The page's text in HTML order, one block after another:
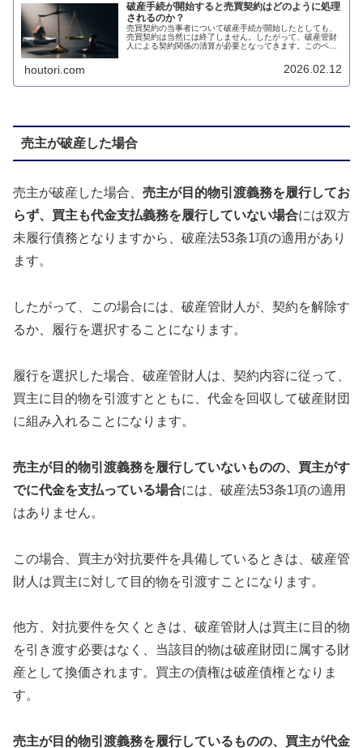
破産手続が開始すると売買契約はどのように処理
されるのか？
売買契約の当事者について破産手続が開始したとしても、
売買契約は当然には終了しません。したがって、破産管財
人による契約関係の清算が必要となってきます。このペー
houtori.com 2026.02.12
売主が破産した場合
売主が破産した場合、 売主が目的物引渡義務を履行してお
らず、買主も代金支払義務を履行していない場合には双方
未履行債務となりますから、破産法53条1項の適用があり
ます。
したがって、この場合には、破産管財人が、契約を解除す
るか、履行を選択することになります。
履行を選択した場合、破産管財人は、契約内容に従って、
買主に目的物を引渡すとともに、代金を回収して破産財団
に組み入れることになります。
売主が目的物引渡義務を履行していないものの、買主がす
でに代金を支払っている場合には、破産法53条1項の適用
はありません。
この場合、買主が対抗要件を具備しているときは、破産管
財人は買主に対して目的物を引渡すことになります。
他方、対抗要件を欠くときは、破産管財人は買主に目的物
を引き渡す必要はなく、当該目的物は破産財団に属する財
産として換価されます。買主の債権は破産債権となりま
す。
売主が目的物引渡義務を履行しているものの、買主が代金